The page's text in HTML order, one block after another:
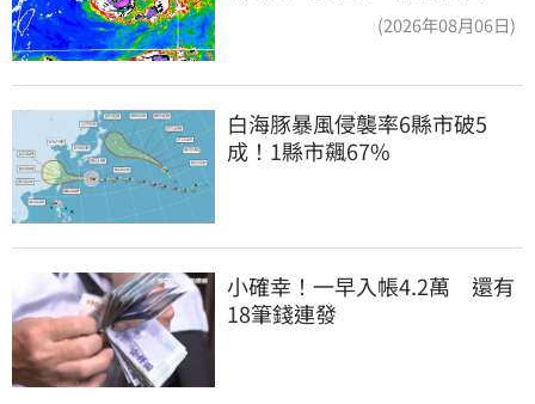
(2026年08月06日)
白海豚暴風侵襲率6縣市破5
成！1縣市飆67%
小確幸！一早入帳4.2萬　還有
18筆錢連發